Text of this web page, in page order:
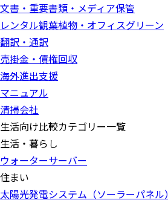
文書・重要書類・メディア保管
レンタル観葉植物・オフィスグリーン
翻訳・通訳
売掛金・債権回収
海外進出支援
マニュアル
清掃会社
生活向け比較カテゴリー一覧
生活・暮らし
ウォーターサーバー
住まい
太陽光発電システム（ソーラーパネル）